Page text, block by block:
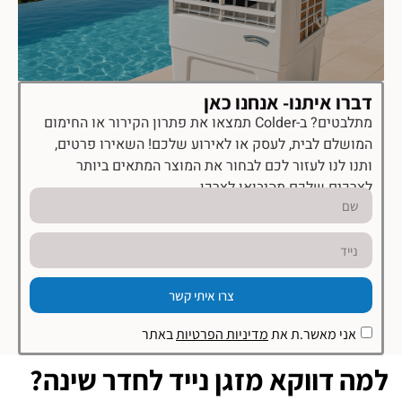
דברו איתנו- אנחנו כאן
מתלבטים? ב-Colder תמצאו את פתרון הקירור או החימום
המושלם לבית, לעסק או לאירוע שלכם! השאירו פרטים,
ותנו לנו לעזור לכם לבחור את המוצר המתאים ביותר
לצרכים שלכם מהיבואן לצרכן.
אני מאשר.ת אתמדיניות הפרטיותבאתר
צרו איתי קשר
למה דווקא מזגן נייד לחדר שינה?